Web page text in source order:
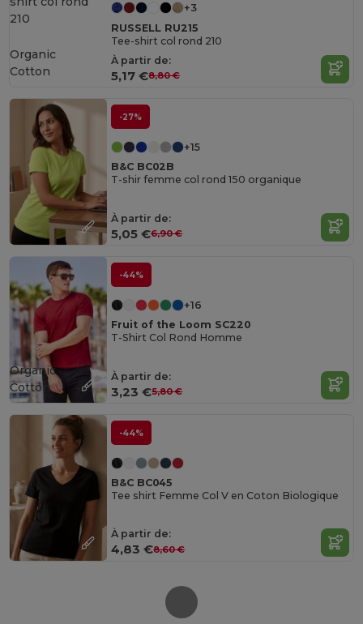
+3
RUSSELL RU215
Tee-shirt col rond 210
À partir de:
5,17 €8,80 €
Organic
Cotton
-27%
+15
B&C BC02B
T-shir femme col rond 150 organique
À partir de:
5,05 €6,90 €
-44%
+16
Fruit of the Loom SC220
T-Shirt Col Rond Homme
À partir de:
3,23 €5,80 €
Organic
Cotton
-44%
B&C BC045
Tee shirt Femme Col V en Coton Biologique
À partir de:
4,83 €8,60 €